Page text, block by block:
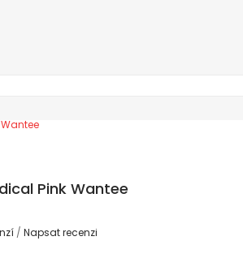
Pink Wantee
/ Napsat recenzi